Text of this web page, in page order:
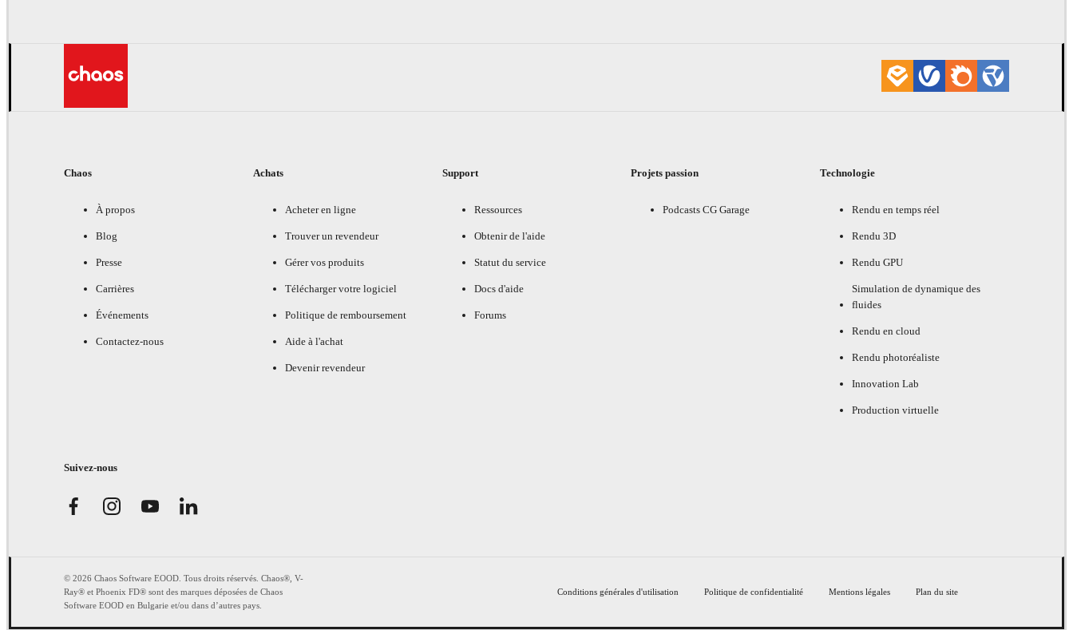
Chaos
À propos
Blog
Presse
Carrières
Événements
Contactez-nous
Achats
Acheter en ligne
Trouver un revendeur
Gérer vos produits
Télécharger votre logiciel
Politique de remboursement
Aide à l'achat
Devenir revendeur
Support
Ressources
Obtenir de l'aide
Statut du service
Docs d'aide
Forums
Projets passion
Podcasts CG Garage
Technologie
Rendu en temps réel
Rendu 3D
Rendu GPU
Simulation de dynamique des
fluides
Rendu en cloud
Rendu photoréaliste
Innovation Lab
Production virtuelle
Suivez-nous
© 2026 Chaos Software EOOD. Tous droits réservés. Chaos®, V-
Ray® et Phoenix FD® sont des marques déposées de Chaos
Software EOOD en Bulgarie et/ou dans d’autres pays.
Conditions générales d'utilisation Politique de confidentialité Mentions légales Plan du site